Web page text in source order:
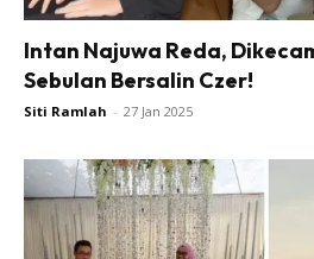
Intan Najuwa Reda,
Sebulan Bersalin Czer!
Siti Ramlah - 27 Jan 2025